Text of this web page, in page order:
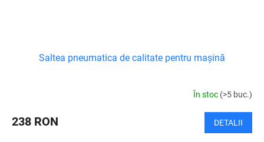
Saltea pneumatica de calitate pentru mașină
În stoc (>5 buc.)
238 RON DETALII